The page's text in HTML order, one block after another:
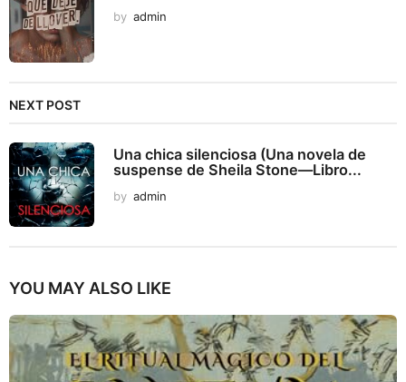
by admin
NEXT POST
Una chica silenciosa (Una novela de
suspense de Sheila Stone—Libro...
by admin
YOU MAY ALSO LIKE